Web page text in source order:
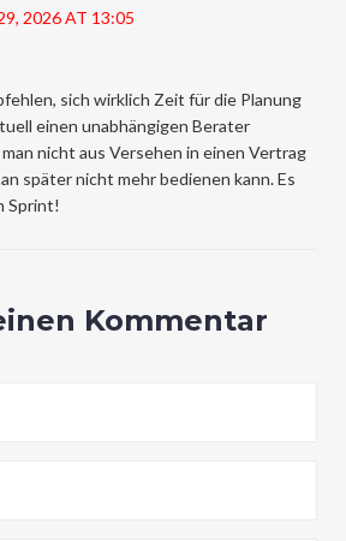
2026 AT 13:05
sich wirklich Zeit für die Planung
einen unabhängigen Berater
nicht aus Versehen in einen Vertrag
später nicht mehr bedienen kann. Es
Sprint!
Kommentar